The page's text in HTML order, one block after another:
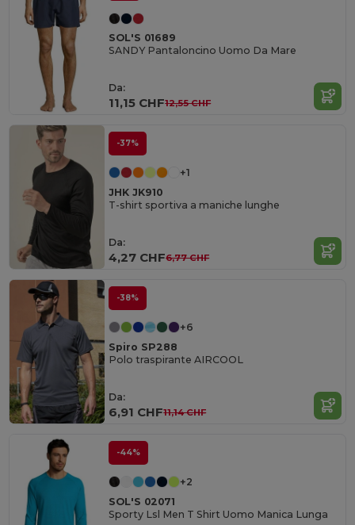
SOL'S 01689
SANDY Pantaloncino Uomo Da Mare
Da:
11,15 CHF12,55 CHF
-37%
+1
JHK JK910
T-shirt sportiva a maniche lunghe
Da:
4,27 CHF6,77 CHF
-38%
+6
Spiro SP288
Polo traspirante AIRCOOL
Da:
6,91 CHF11,14 CHF
-44%
+2
SOL'S 02071
Sporty Lsl Men T Shirt Uomo Manica Lunga